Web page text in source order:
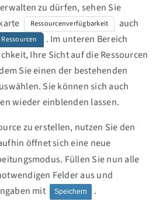
zu dürfen, sehen Sie
Ressourcenverfügbarkeit
auch
Ressourcen
. Im unteren Bereich
Ihre Sicht auf die Ressourcen
Sie einen der bestehenden
Sie können sich auch
wieder einblenden lassen.
zu erstellen, nutzen Sie den
öffnet sich eine neue
Füllen Sie nun alle
Felder aus und
mit
Speichern
.